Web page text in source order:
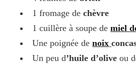
1 fromage de chèvre
1 cuillère à soupe demiel
Une poignée denoix
Un peu d’huile d’olive ou